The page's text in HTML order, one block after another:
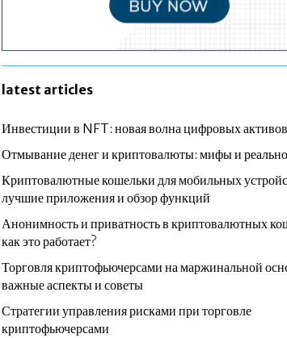
latest articles
Инвестиции в NFT: новая волна цифровых активов
Отмывание денег и криптовалюты: мифы и
Криптовалютные кошельки для мобильных
лучшие приложения и обзор функций
Анонимность и приватность в криптовалютных
как это работает?
Торговля криптофьючерсами на маржинальной
важные аспекты и советы
Стратегии управления рисками при торговле
криптофьючерсами